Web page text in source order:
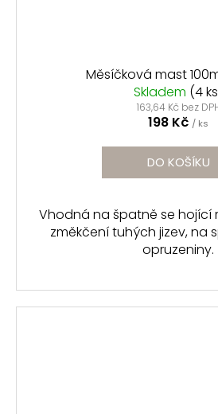
Měsíčková mast
Skladem (4
163,64 Kč bez
198 Kč / ks
DO KOŠÍKU
Vhodná na špatně se hojící
změkčení tuhých jizev, na
opruzeniny.​